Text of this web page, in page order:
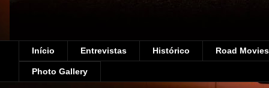
Início Entrevistas Histórico Road
Photo Gallery